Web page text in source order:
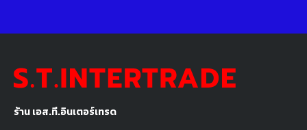
ร้าน เอส.ที.อินเตอร์เทรด